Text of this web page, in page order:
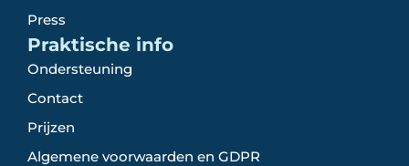
Press
Praktische info
Ondersteuning
Contact
Prijzen
Algemene voorwaarden en GDPR